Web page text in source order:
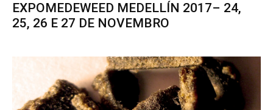
EXPOMEDEWEED MEDELLÍN 2017– 24,
25, 26 E 27 DE NOVEMBRO